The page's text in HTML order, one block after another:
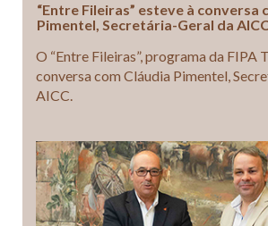
“Entre Fileiras” esteve à conversa
Pimentel, Secretária-Geral da
O “Entre Fileiras”, programa da FIPA
conversa com Cláudia Pimentel,
AICC.